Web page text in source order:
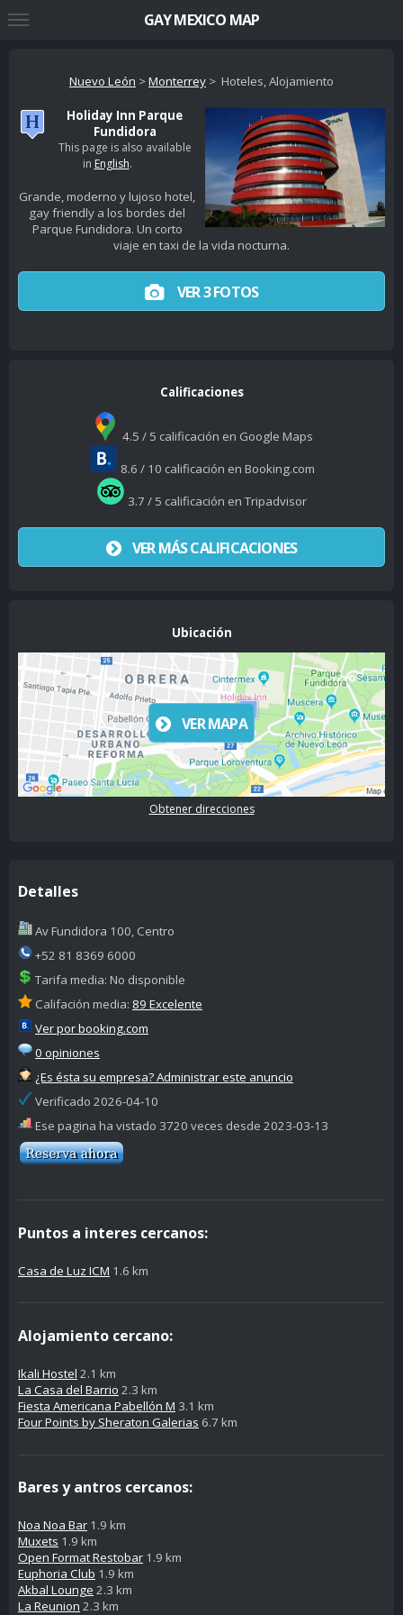
Nuevo León >Monterrey > Hoteles, Alojamiento
Holiday Inn Parque
Fundidora
This page is also available
in English.
Grande, moderno y lujoso hotel,
gay friendly a los bordes del
Parque Fundidora. Un corto
viaje en taxi de la vida nocturna.
VER 3 FOTOS
Calificaciones
4.5 / 5 calificación en Google Maps
8.6 / 10 calificación en Booking.com
3.7 / 5 calificación en Tripadvisor
VER MÁS CALIFICACIONES
Ubicación
VER MAPA
Obtener direcciones
Detalles
Av Fundidora 100, Centro
+52 81 8369 6000
Tarifa media: No disponible
Califación media: 89 Excelente
Ver por booking.com
0 opiniones
¿Es ésta su empresa? Administrar este anuncio
Verificado 2026-04-10
Ese pagina ha vistado 3720 veces desde 2023-03-13
Puntos a interes cercanos:
Casa de Luz ICM 1.6 km
Alojamiento cercano:
Ikali Hostel 2.1 km
La Casa del Barrio 2.3 km
Fiesta Americana Pabellón M 3.1 km
Four Points by Sheraton Galerias 6.7 km
Bares y antros cercanos:
Noa Noa Bar 1.9 km
Muxets 1.9 km
Open Format Restobar 1.9 km
Euphoria Club 1.9 km
Akbal Lounge 2.3 km
La Reunion 2.3 km
GAY MEXICO MAP